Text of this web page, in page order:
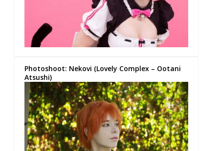
Photoshoot: Nekovi (Lovely Complex – Ootani
Atsushi)